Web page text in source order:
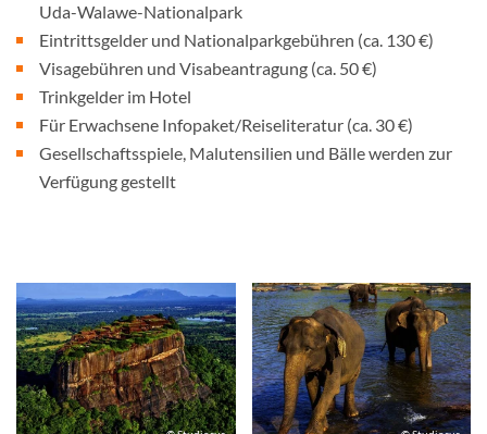
Uda-Walawe-Nationalpark
Eintrittsgelder und Nationalparkgebühren (ca. 130 €)
Visagebühren und Visabeantragung (ca. 50 €)
Trinkgelder im Hotel
Für Erwachsene Infopaket/Reiseliteratur (ca. 30 €)
Gesellschaftsspiele, Malutensilien und Bälle werden zur
Verfügung gestellt